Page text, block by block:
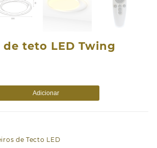
de teto LED Twing
Adicionar
de Tecto LED